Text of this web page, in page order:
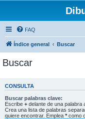
FAQ
Índice general Buscar
Buscar
CONSULTA
Buscar palabras clave:
Escribe + delante de una palabra
Crea una lista de palabras
quiere encontrar. Emplea * como